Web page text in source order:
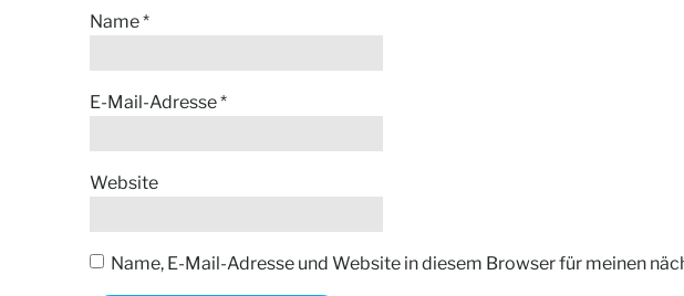
Name*
E-Mail-Adresse*
Website
Name, E-Mail-Adresse und Website in diesem Browser für meinen